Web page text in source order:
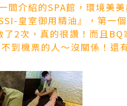
間介紹的SPA館，環境美
皇室御用精油』，第一
了2次，真的很讚！而且
到機票的人～沒關係！還